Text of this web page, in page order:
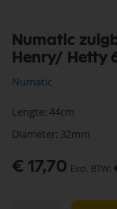
Numatic
Henry/ Hetty
Numatic
Lengte: 44cm
Diameter: 32mm
€ 17,70
naar
het
van
afbeeldingen-
gallerij